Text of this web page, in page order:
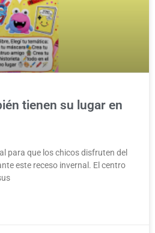
tienen su lugar en
para que los chicos disfruten del
este receso invernal. El centro